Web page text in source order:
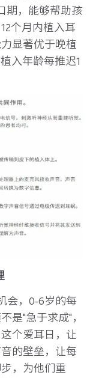
期，能够帮助孩
个月内植入耳
显著优于晚植
入年龄每推迟1
会，0-6岁的每
是"急于求成"，
个爱耳日，让
的壁垒，让每
，为他们重